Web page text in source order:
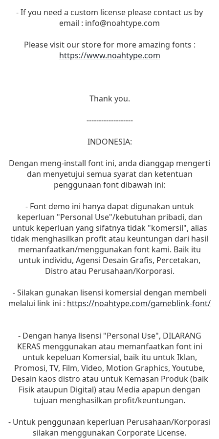
- If you need a custom license please contact us by
email : info@noahtype.com
Please visit our store for more amazing fonts :
https://www.noahtype.com
Thank you.
-------------------
INDONESIA:
Dengan meng-install font ini, anda dianggap mengerti
dan menyetujui semua syarat dan ketentuan
penggunaan font dibawah ini:
- Font demo ini hanya dapat digunakan untuk
keperluan "Personal Use"/kebutuhan pribadi, dan
untuk keperluan yang sifatnya tidak "komersil", alias
tidak menghasilkan profit atau keuntungan dari hasil
memanfaatkan/menggunakan font kami. Baik itu
untuk individu, Agensi Desain Grafis, Percetakan,
Distro atau Perusahaan/Korporasi.
- Silakan gunakan lisensi komersial dengan membeli
melalui link ini : https://noahtype.com/gameblink-font/
- Dengan hanya lisensi "Personal Use", DILARANG
KERAS menggunakan atau memanfaatkan font ini
untuk kepeluan Komersial, baik itu untuk Iklan,
Promosi, TV, Film, Video, Motion Graphics, Youtube,
Desain kaos distro atau untuk Kemasan Produk (baik
Fisik ataupun Digital) atau Media apapun dengan
tujuan menghasilkan profit/keuntungan.
- Untuk penggunaan keperluan Perusahaan/Korporasi
silakan menggunakan Corporate License.